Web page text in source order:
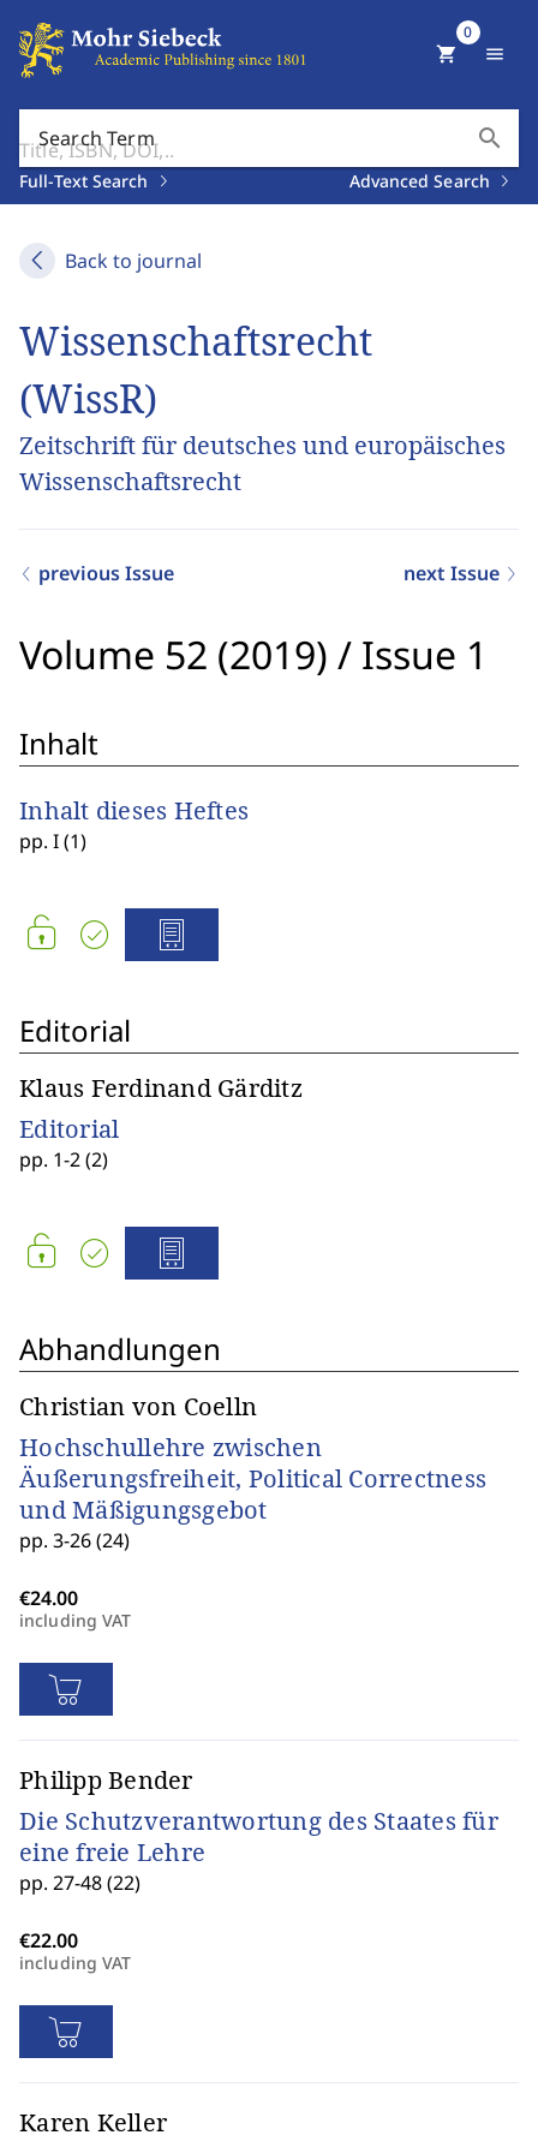
Search Term search
Full-Text Search Advanced Search
shopping_cart
0
menu
Back to journal
Wissenschaftsrecht
(WissR)
Zeitschrift für deutsches und europäisches
Wissenschaftsrecht
previous Issue next Issue
Volume 52 (2019) / Issue 1
Inhalt
Inhalt dieses Heftes
pp. I (1)
Editorial
Klaus Ferdinand Gärditz
Editorial
pp. 1-2 (2)
Abhandlungen
Christian von Coelln
Hochschullehre zwischen
Äußerungsfreiheit, Political Correctness
und Mäßigungsgebot
pp. 3-26 (24)
including VAT
Philipp Bender
Die Schutzverantwortung des Staates für
eine freie Lehre
pp. 27-48 (22)
including VAT
Karen Keller